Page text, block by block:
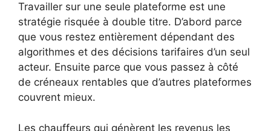
Travailler sur une seule plateforme est une
stratégie risquée à double titre. D’abord parce
que vous restez entièrement dépendant des
algorithmes et des décisions tarifaires d’un seul
acteur. Ensuite parce que vous passez à côté
de créneaux rentables que d’autres plateformes
couvrent mieux.
Les chauffeurs qui génèrent les revenus les